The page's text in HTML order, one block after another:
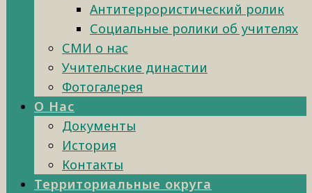
Антитеррористический ролик
Социальные ролики об учителях
СМИ о нас
Учительские династии
Фотогалерея
О Нас
Документы
История
Контакты
Территориальные округа